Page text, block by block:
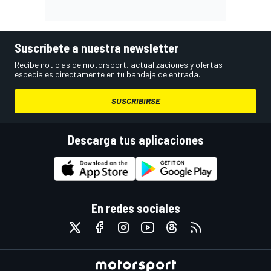
Suscríbete a nuestra newsletter
Recibe noticias de motorsport, actualizaciones y ofertas
especiales directamente en tu bandeja de entrada.
SUSCRIBIRSE
Descarga tus aplicaciones
En redes sociales